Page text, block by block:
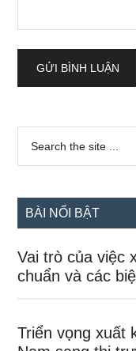
Sidebar
chính
...
BÀI NỔI BẬT
Vai trò của việc
chuẩn và các
Triển vọng xuất